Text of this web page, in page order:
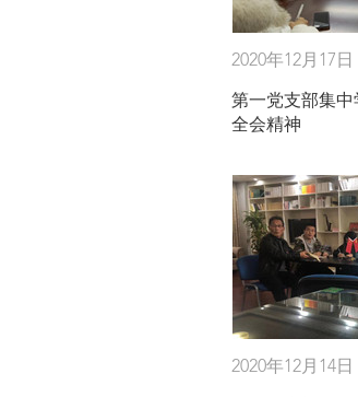
2020年12月17日
第一党支部集
全会精神
2020年12月14日